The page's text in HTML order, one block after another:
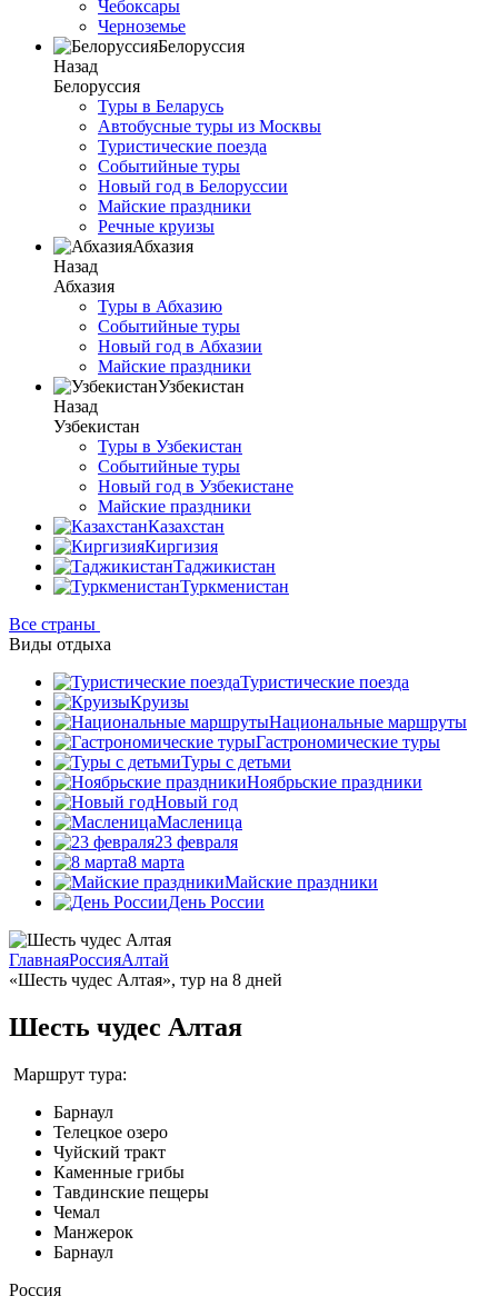
Чебоксары
Черноземье
Белоруссия
Назад
Белоруссия
Туры в Беларусь
Автобусные туры из Москвы
Туристические поезда
Событийные туры
Новый год в Белоруссии
Майские праздники
Речные круизы
Абхазия
Назад
Абхазия
Туры в Абхазию
Событийные туры
Новый год в Абхазии
Майские праздники
Узбекистан
Назад
Узбекистан
Туры в Узбекистан
Событийные туры
Новый год в Узбекистане
Майские праздники
Казахстан
Киргизия
Таджикистан
Туркменистан
Все страны
Виды отдыха
Туристические поезда
Круизы
Национальные маршруты
Гастрономические туры
Туры с детьми
Ноябрьские праздники
Новый год
Масленица
23 февраля
8 марта
Майские праздники
День России
ГлавнаяРоссияАлтай
«Шесть чудес Алтая», тур на 8 дней
Шесть чудес Алтая
Маршрут тура:
Барнаул
Телецкое озеро
Чуйский тракт
Каменные грибы
Тавдинские пещеры
Чемал
Манжерок
Барнаул
Россия